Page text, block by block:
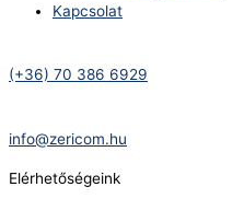
Kapcsolat
(+36) 70 386 6929
info@zericom.hu
Elérhetőségeink